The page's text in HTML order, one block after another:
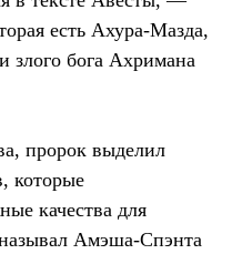
есть Ахура-Мазда,
злого бога Ахримана
пророк выделил
которые
качества для
Амэша-Спэнта